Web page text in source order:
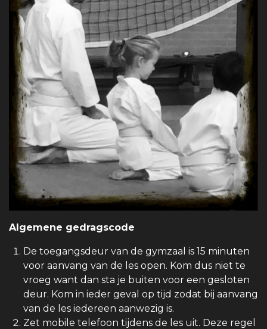
Algemene gedragscode
De toegangsdeur van de gymzaal is 15 minuten
voor aanvang van de les open. Kom dus niet te
vroeg want dan sta je buiten voor een gesloten
deur. Kom in ieder geval op tijd zodat bij aanvang
van de les iedereen aanwezig is.
Zet mobile telefoon tijdens de les uit. Deze regel